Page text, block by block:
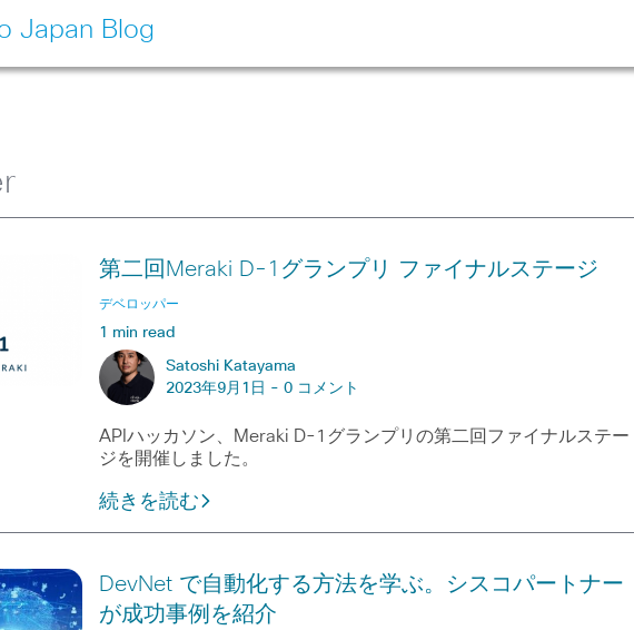
Japan Blog
第二回Meraki D-1グランプリ ファイナルステージ
デベロッパー
1 min read
Satoshi Katayama
2023年9月1日 - 0 コメント
APIハッカソン、Meraki D-1グランプリの第二回ファイナルステー
ジを開催しました。
続きを読む
DevNet で自動化する方法を学ぶ。シスコパートナー
が成功事例を紹介